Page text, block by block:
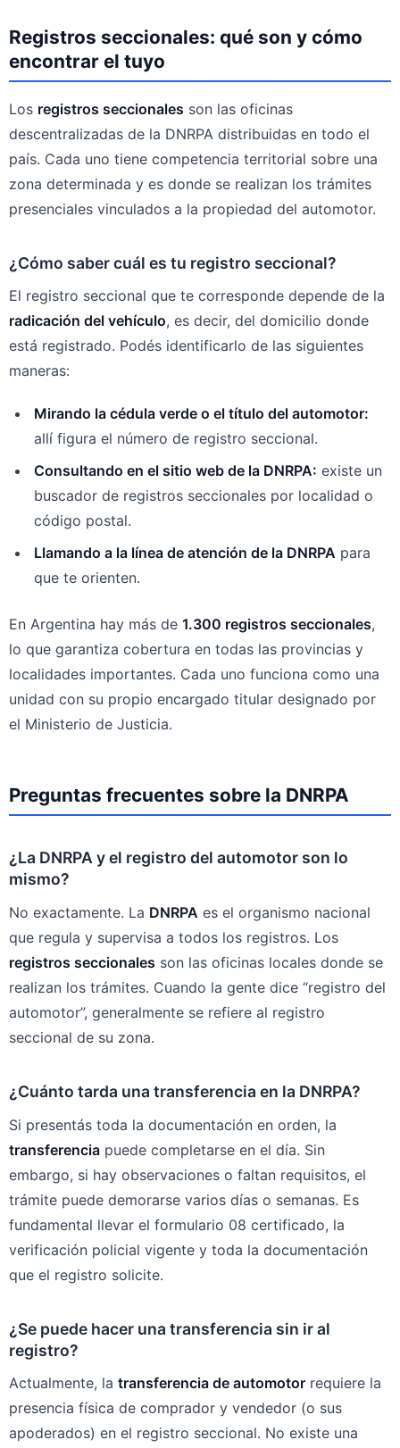
Registros seccionales: qué son y cómo
encontrar el tuyo
Los registros seccionales son las oficinas
descentralizadas de la DNRPA distribuidas en todo el
país. Cada uno tiene competencia territorial sobre una
zona determinada y es donde se realizan los trámites
presenciales vinculados a la propiedad del automotor.
¿Cómo saber cuál es tu registro seccional?
El registro seccional que te corresponde depende de la
radicación del vehículo, es decir, del domicilio donde
está registrado. Podés identificarlo de las siguientes
maneras:
Mirando la cédula verde o el título del automotor:
allí figura el número de registro seccional.
Consultando en el sitio web de la DNRPA: existe un
buscador de registros seccionales por localidad o
código postal.
Llamando a la línea de atención de la DNRPA para
que te orienten.
En Argentina hay más de 1.300 registros seccionales,
lo que garantiza cobertura en todas las provincias y
localidades importantes. Cada uno funciona como una
unidad con su propio encargado titular designado por
el Ministerio de Justicia.
Preguntas frecuentes sobre la DNRPA
¿La DNRPA y el registro del automotor son lo
mismo?
No exactamente. La DNRPA es el organismo nacional
que regula y supervisa a todos los registros. Los
registros seccionales son las oficinas locales donde se
realizan los trámites. Cuando la gente dice “registro del
automotor”, generalmente se refiere al registro
seccional de su zona.
¿Cuánto tarda una transferencia en la DNRPA?
Si presentás toda la documentación en orden, la
transferencia puede completarse en el día. Sin
embargo, si hay observaciones o faltan requisitos, el
trámite puede demorarse varios días o semanas. Es
fundamental llevar el formulario 08 certificado, la
verificación policial vigente y toda la documentación
que el registro solicite.
¿Se puede hacer una transferencia sin ir al
registro?
Actualmente, la transferencia de automotor requiere la
presencia física de comprador y vendedor (o sus
apoderados) en el registro seccional. No existe una